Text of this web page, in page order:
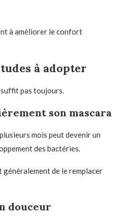
à améliorer le confort
à adopter
suffit pas toujours.
son mascara
mois peut devenir un
des bactéries.
généralement de le remplacer
douceur